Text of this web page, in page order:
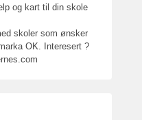
og kart til din skole
skoler som ønsker
OK. Interesert ?